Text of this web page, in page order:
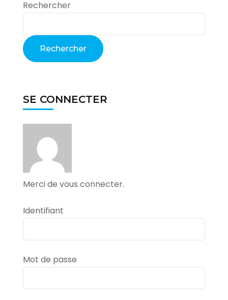
Rechercher
Rechercher
SE CONNECTER
Merci de vous connecter.
Identifiant
Mot de passe